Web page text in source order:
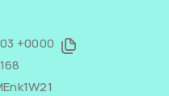
+0000